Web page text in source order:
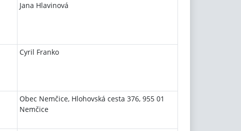
Jana Hlavinová
Cyril Franko
Obec Nemčice, Hlohovská cesta 376, 955 01
Nemčice